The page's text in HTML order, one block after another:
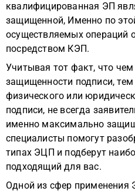
квалифицированная ЭП
защищенной, Именно по
осуществляемых операций
посредством КЭП.
Учитывая тот факт, что
защищенности подписи,
физического или
подписи, не всегда
именно максимально
специалисты помогут
типах ЭЦП и подберут
подходящий для вас.
Одной из сфер применения